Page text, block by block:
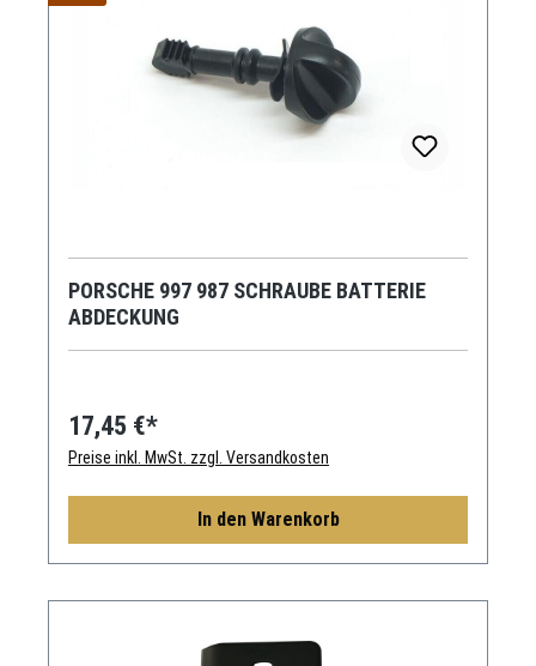
PORSCHE 997 987 SCHRAUBE BATTERIE
ABDECKUNG
17,45 €*
Preise inkl. MwSt. zzgl. Versandkosten
In den Warenkorb